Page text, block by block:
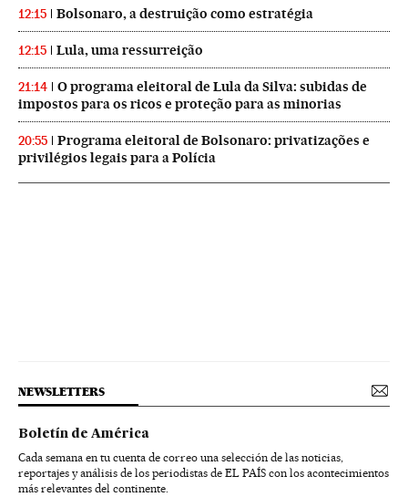
12:15 Bolsonaro, a destruição como estratégia
12:15 Lula, uma ressurreição
21:14
O programa eleitoral de Lula da Silva: subidas de
impostos para os ricos e proteção para as minorias
20:55
Programa eleitoral de Bolsonaro: privatizações e
privilégios legais para a Polícia
NEWSLETTERS
Boletín de América
Cada semana en tu cuenta de correo una selección de las noticias,
reportajes y análisis de los periodistas de EL PAÍS con los acontecimientos
más relevantes del continente.